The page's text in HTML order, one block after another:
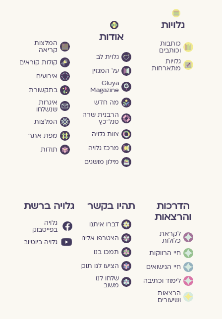
גלויות
כותבות
וכותבים
גלויות
מתארחות
אודות
גלוית לב
על המגזין
Gluya
Magazine
מה חדש
הרבנית שרה
סגל־כץ
צוות גלויה
מרכז גלויה
מילון מושגים
המלצות
קריאה
קולות קוראים
אירועים
בתקשורת
איגרות
שנשלחו
המלצות
מפת אתר
תודות
הדרכות
והרצאות
לקראת
כלולות
חיי הרווקות
חיי הנישואים
לימוד וכתיבה
הרצאות
ושיעורים
תהיו בקשר
דברו איתנו
הצטרפו אלינו
תמכו בנו
הציעו לנו תוכן
שלחו לנו
משוב
גלויה ברשת
גלויה
בפייסבוק
גלויה ביוטיוב